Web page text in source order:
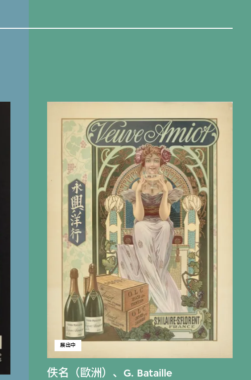
佚名（歐洲） 、G. Bataille
展出中